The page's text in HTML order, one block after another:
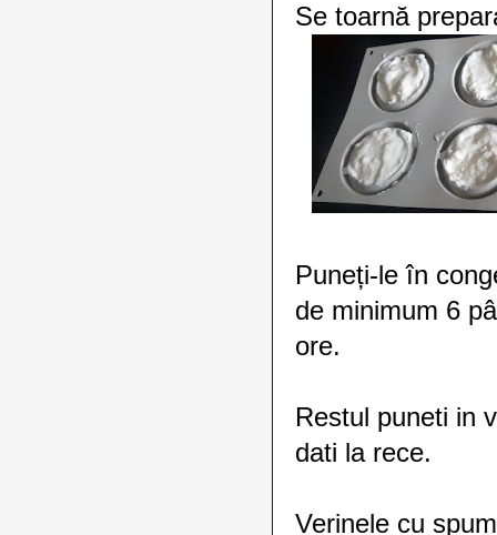
Se toarnă
Puneți-le în
de minimum 6
ore.
Restul puneti in
dati la rece.
Verinele cu